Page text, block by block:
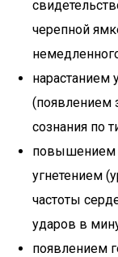
черепной
нарастанием
(появлением
сознания по
повышением
угнетением
частоты
ударов в
появлением